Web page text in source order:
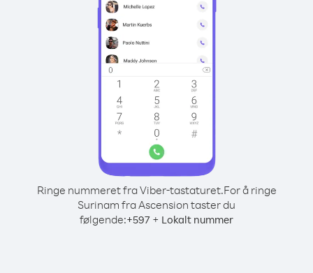
Ringe nummeret fra Viber-tastaturet.For å ringe
Surinam fra Ascension taster du
følgende:+597 + Lokalt nummer